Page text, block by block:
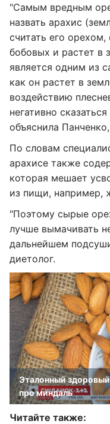
"Самым вредным
назвать арахис
считать его
бобовых и растет в
является одним из
как он растет в
воздействию
негативно
объяснила Панченко,
По словам
арахисе также
которая мешает
из пищи, например,
"Поэтому сырые
лучше вымачивать
дальнейшем
диетолог.
Эталонный
про миндаль
Читайте также: